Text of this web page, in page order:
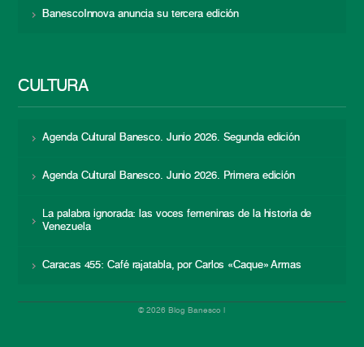
BanescoInnova anuncia su tercera edición
CULTURA
Agenda Cultural Banesco. Junio 2026. Segunda edición
Agenda Cultural Banesco. Junio 2026. Primera edición
La palabra ignorada: las voces femeninas de la historia de
Venezuela
Caracas 455: Café rajatabla, por Carlos «Caque» Armas
© 2026 Blog Banesco |